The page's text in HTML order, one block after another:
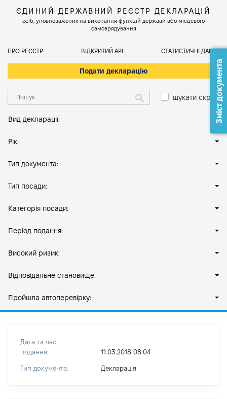
ЄДИНИЙ ДЕРЖАВНИЙ РЕЄСТР ДЕКЛАРАЦІЙ
осіб, уповноважених на виконання функцій держави або місцевого
самоврядування
ПРО РЕЄСТР ВІДКРИТИЙ АРІ СТАТИСТИЧНІ ДАНІ
Подати декларацію
шукати скрізь
Вид декларації:
Рік:
Тип документа:
Тип посади:
Категорія посади:
Період подання:
Високий ризик:
Відповідальне становище:
Пройшла автоперевірку:
Дата та час
подання:
11.03.2018 08:04
Тип документа: Декларація
Зміст документа